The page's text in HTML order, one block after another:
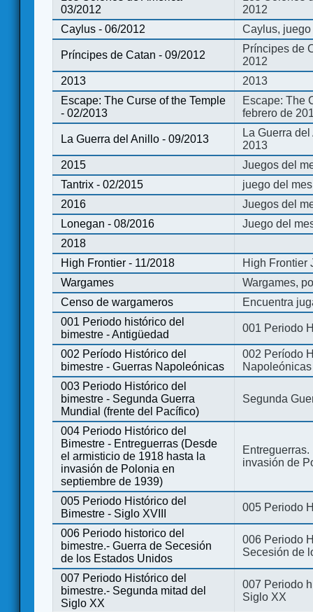
03/2012
2012
Caylus - 06/2012
Caylus,
Príncipes de Catan - 09/2012
Príncipes de
2012
2013
2013
Escape: The Curse of the Temple
- 02/2013
Escape: The
febrero de
La Guerra del Anillo - 09/2013
La Guerra
2013
2015
Juegos del
Tantrix - 02/2015
juego del
2016
Juegos del
Lonegan - 08/2016
Juego del
2018
High Frontier - 11/2018
High Frontier
Wargames
Wargames,
Censo de wargameros
Encuentra
001 Periodo histórico del
bimestre - Antigüedad
001 Periodo
002 Período Histórico del
bimestre - Guerras Napoleónicas
002 Período
Napoleónicas
003 Periodo Histórico del
bimestre - Segunda Guerra
Mundial (frente del Pacífico)
Segunda
004 Periodo Histórico del
Bimestre - Entreguerras (Desde
el armisticio de 1918 hasta la
invasión de Polonia en
septiembre de 1939)
invasión de
005 Periodo Histórico del
Bimestre - Siglo XVIII
005 Periodo
006 Periodo historico del
bimestre.- Guerra de Secesión
de los Estados Unidos
006 Periodo
Secesión de
007 Periodo Histórico del
bimestre.- Segunda mitad del
Siglo XX
007 Periodo
Siglo XX